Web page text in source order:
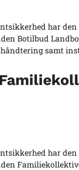
har den
Botilbud
samt
har den